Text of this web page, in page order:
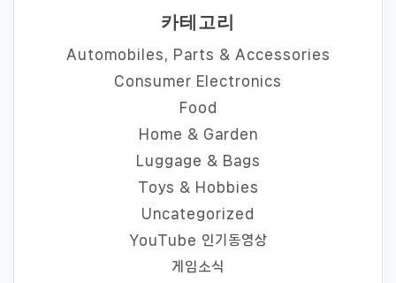
카테고리
Automobiles, Parts & Accessories
Consumer Electronics
Food
Home & Garden
Luggage & Bags
Toys & Hobbies
Uncategorized
YouTube 인기동영상
게임소식